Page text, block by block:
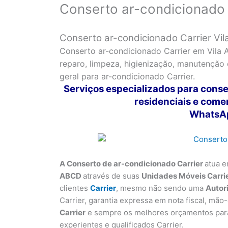
Conserto ar-
Conserto ar-condicionado Carrier
Conserto ar-condicionado Carrier em Vila
reparo, limpeza, higienização,
geral para ar-condicionado Carrier.
Serviços especializados para
residenciais e
A Conserto de ar-condicionado Carrier atua
ABCD através de suas Unidades Móveis
clientes Carrier, mesmo não sendo uma
Carrier, garantia expressa em nota fiscal,
Carrier e sempre os melhores orçamentos
experientes e qualificados Carrier.